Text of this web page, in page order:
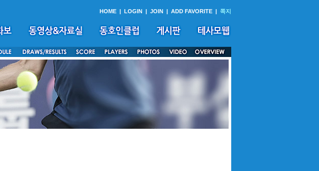
HOME | LOGIN | JOIN | ADD FAVORITE | 쪽지